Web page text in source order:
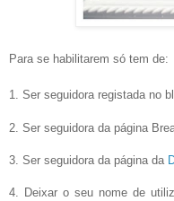
Para se habilitarem só tem de:
1. Ser seguidora registada no
2. Ser seguidora da página
3. Ser seguidora da página da
4. Deixar o seu nome de